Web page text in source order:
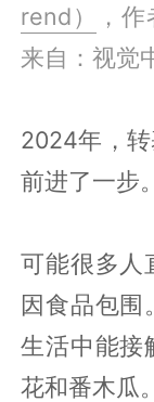
rend）
，
来自：视觉
2024年，
前进了一步。
可能很多人
因食品包围
生活中能接
花和番木瓜。